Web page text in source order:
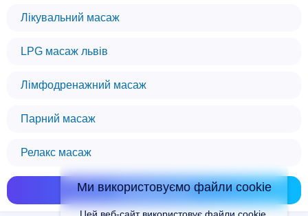
Лікувальний масаж
LPG масаж львів
Лімфодренажний масаж
Парний масаж
Релакс масаж
Показати всі
Ми використовуємо файли cookie